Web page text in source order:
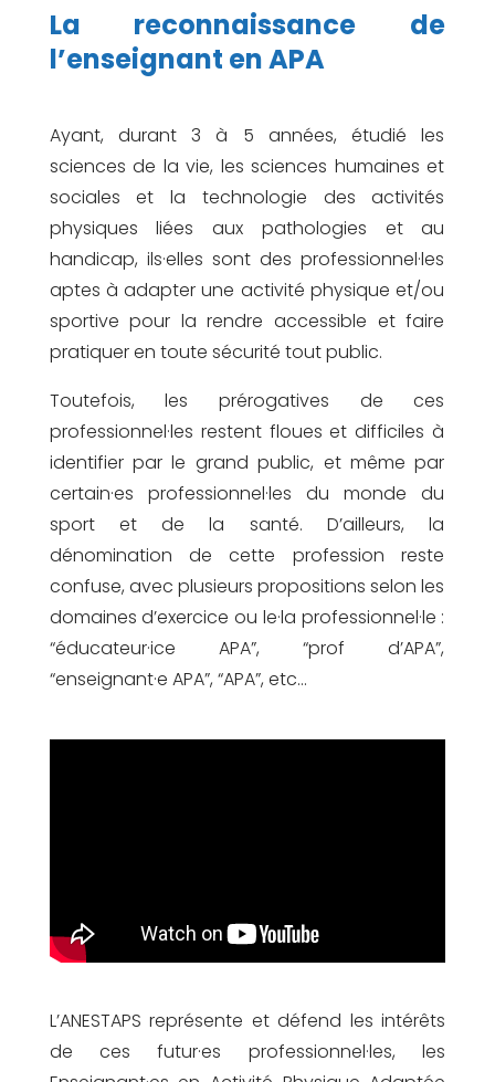
La reconnaissance de
l’enseignant en APA
Ayant, durant 3 à 5 années, étudié les
sciences de la vie, les sciences humaines et
sociales et la technologie des activités
physiques liées aux pathologies et au
handicap, ils·elles sont des professionnel·les
aptes à adapter une activité physique et/ou
sportive pour la rendre accessible et faire
pratiquer en toute sécurité tout public.
Toutefois, les prérogatives de ces
professionnel·les restent floues et difficiles à
identifier par le grand public, et même par
certain·es professionnel·les du monde du
sport et de la santé. D’ailleurs, la
dénomination de cette profession reste
confuse, avec plusieurs propositions selon les
domaines d’exercice ou le·la professionnel·le :
“éducateur·ice APA”, “prof d’APA”,
“enseignant·e APA”, “APA”, etc…
L’ANESTAPS représente et défend les intérêts
de ces futur·es professionnel·les, les